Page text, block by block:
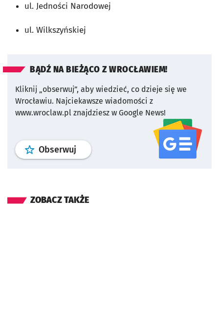
ul. Jedności Narodowej
ul. Wilkszyńskiej
BĄDŹ NA BIEŻĄCO Z WROCŁAWIEM!
Kliknij „obserwuj”, aby wiedzieć, co dzieje się we
Wrocławiu. Najciekawsze wiadomości z
www.wroclaw.pl znajdziesz w Google News!
Obserwuj profil serwisu
ZOBACZ TAKŻE